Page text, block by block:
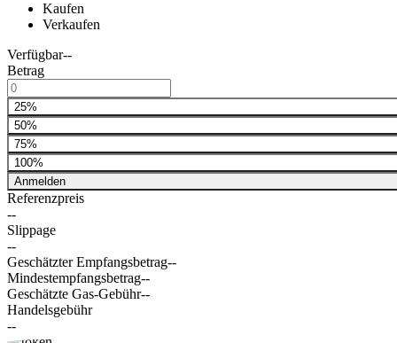
Kaufen
Verkaufen
Verfügbar--
Betrag
25%
50%
75%
100%
Anmelden
Referenzpreis
--
Slippage
--
Geschätzter Empfangsbetrag--
Mindestempfangsbetrag--
Geschätzte Gas-Gebühr--
Handelsgebühr
--